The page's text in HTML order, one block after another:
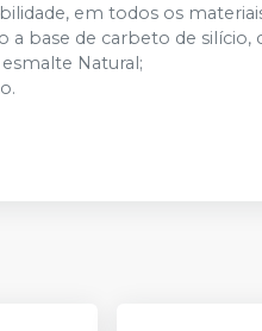
em todos os
a base de carbeto de
Natural;